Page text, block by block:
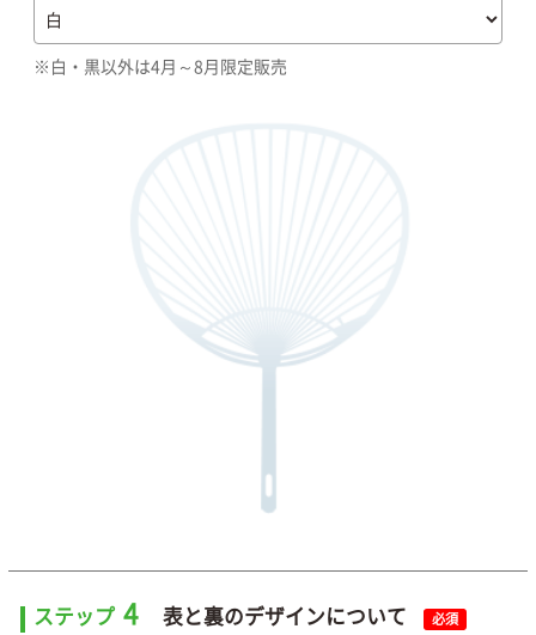
※白・黒以外は4月～8月限定販売
ステップ 4 表と裏のデザインについて 必須